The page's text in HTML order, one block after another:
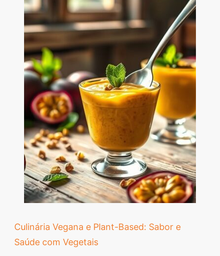
Culinária Vegana e Plant-Based: Sabor e
Saúde com Vegetais